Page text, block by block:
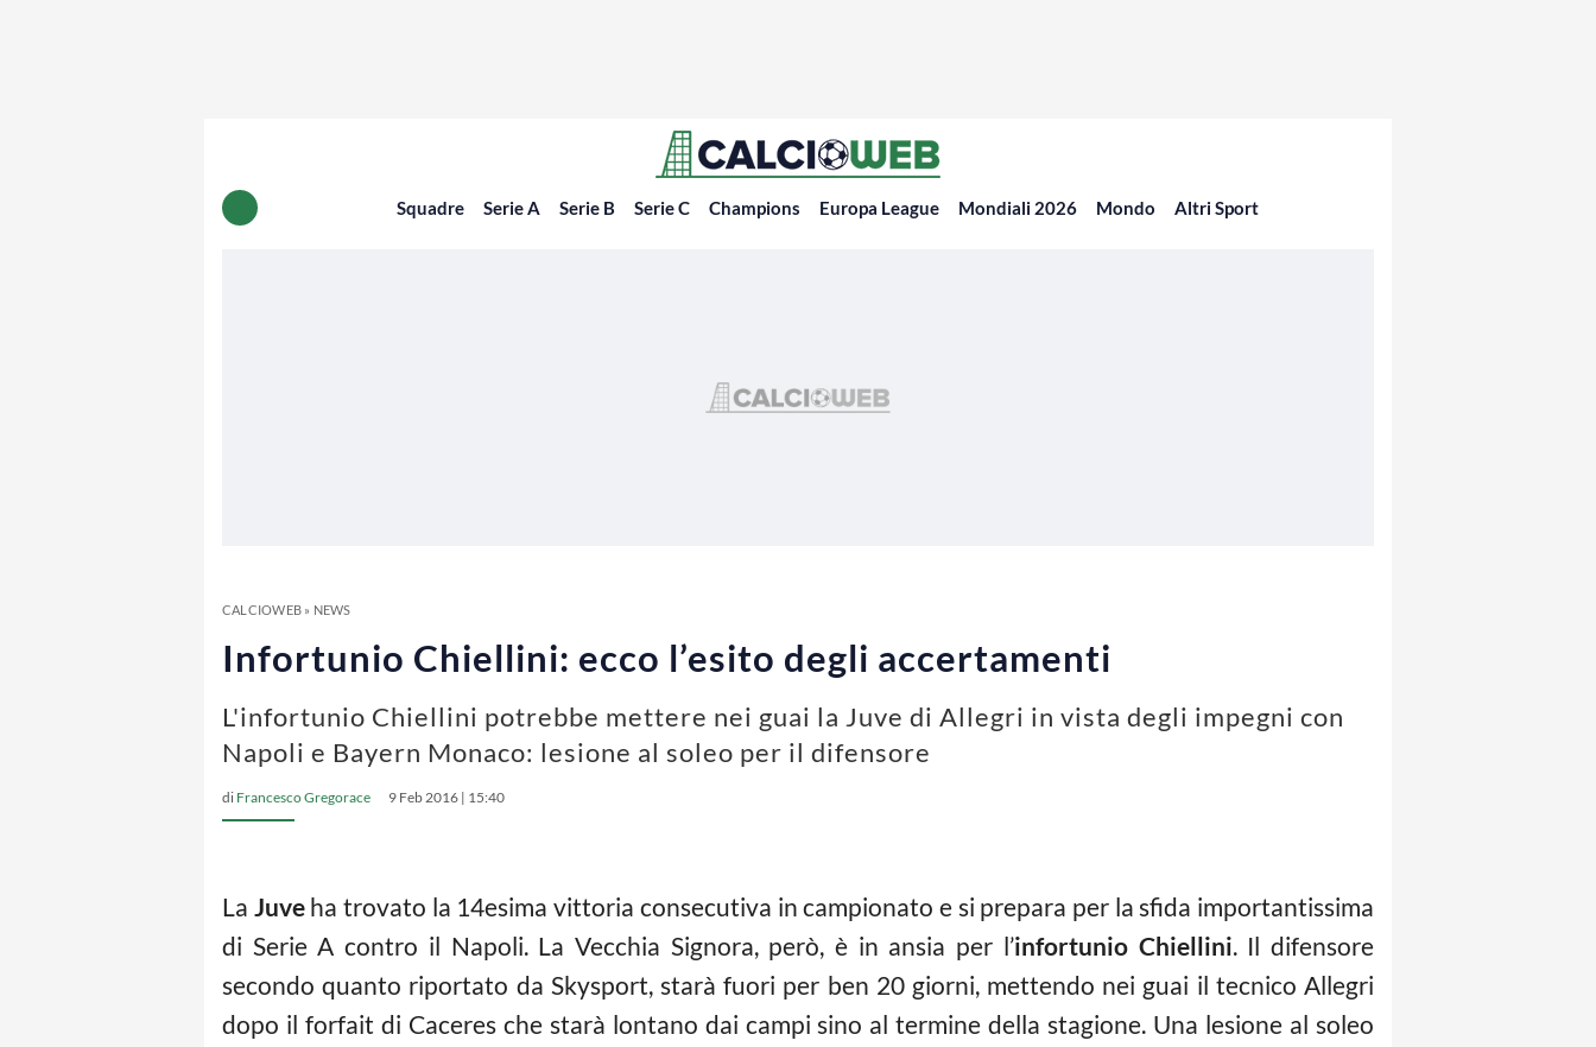
Squadre Serie A Serie B Serie C Champions Europa League Mondiali 2026 Mondo Altri Sport
CALCIOWEB» NEWS
Infortunio Chiellini: ecco l’esito degli accertamenti
L'infortunio Chiellini potrebbe mettere nei guai la Juve di Allegri in vista degli impegni con
Napoli e Bayern Monaco: lesione al soleo per il difensore
di Francesco Gregorace 9 Feb 2016 | 15:40
La Juveha trovato la 14esima vittoria consecutiva in campionato e si prepara per la sfida importantissima
di Serie A contro il Napoli. La Vecchia Signora, però, è in ansia per l’infortunio Chiellini. Il difensore
secondo quanto riportato da Skysport, starà fuori per ben 20 giorni, mettendo nei guai il tecnico Allegri
dopo il forfait di Caceres che starà lontano dai campi sino al termine della stagione. Una lesione al soleo